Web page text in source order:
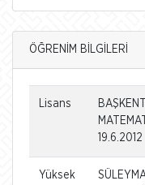
ÖĞRENİM BİLGİLERİ
Lisans
19.6.2012
Yüksek